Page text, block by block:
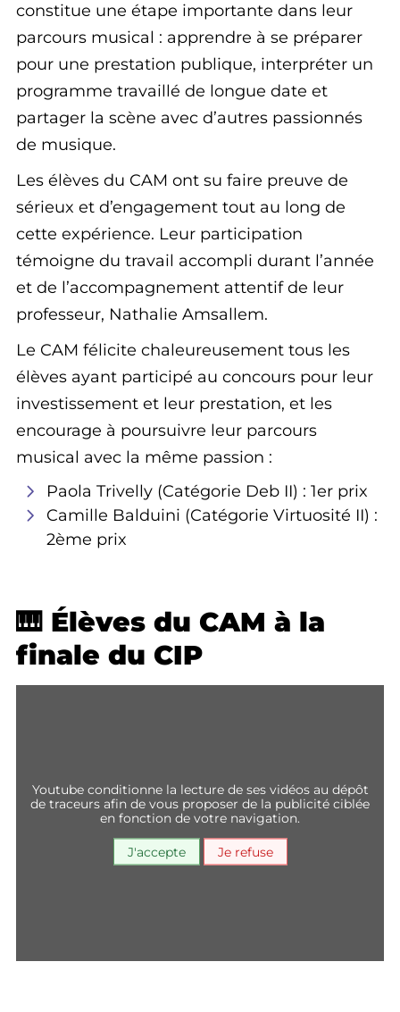
constitue une étape importante dans leur
parcours musical : apprendre à se préparer
pour une prestation publique, interpréter un
programme travaillé de longue date et
partager la scène avec d’autres passionnés
de musique.
Les élèves du CAM ont su faire preuve de
sérieux et d’engagement tout au long de
cette expérience. Leur participation
témoigne du travail accompli durant l’année
et de l’accompagnement attentif de leur
professeur, Nathalie Amsallem.
Le CAM félicite chaleureusement tous les
élèves ayant participé au concours pour leur
investissement et leur prestation, et les
encourage à poursuivre leur parcours
musical avec la même passion :
Paola Trivelly (Catégorie Deb II) : 1er prix
Camille Balduini (Catégorie Virtuosité II) :
2ème prix
🎹 Élèves du CAM à la
finale du CIP
youtube conditionne la lecture de ses vidéos au dépôt
de traceurs afin de vous proposer de la publicité ciblée
en fonction de votre navigation.
J'accepte Je refuse